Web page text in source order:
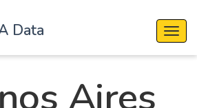
Data
Aires